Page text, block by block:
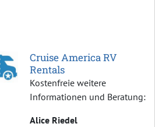
Cruise America RV
Rentals
Kostenfreie weitere
Informationen und Beratung:
Alice Riedel